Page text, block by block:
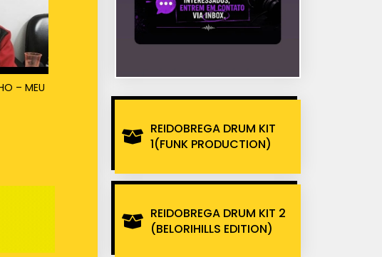
– MEU
REIDOBREGA DRUM KIT
1(FUNK PRODUCTION)
REIDOBREGA DRUM KIT 2
(BELORIHILLS EDITION)